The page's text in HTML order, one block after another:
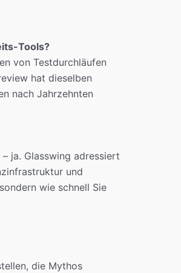
Tools?
von Testdurchläufen
hat dieselben
nach Jahrzehnten
ja. Glasswing adressiert
und
wie schnell Sie
die Mythos